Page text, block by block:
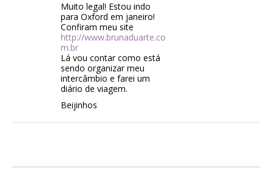
Muito legal! Estou indo
para Oxford em janeiro!
Confiram meu site
http://www.brunaduarte.co
m.br
Lá vou contar como está
sendo organizar meu
intercâmbio e farei um
diário de viagem.
Beijinhos